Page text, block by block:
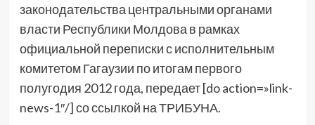
законодательства центральными органами
власти Республики Молдова в рамках
официальной переписки с исполнительным
комитетом Гагаузии по итогам первого
полугодия 2012 года, передает [do action=»link-
news-1″/] со ссылкой на ТРИБУНА.